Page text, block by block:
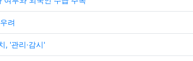
려
, '관리·감시'